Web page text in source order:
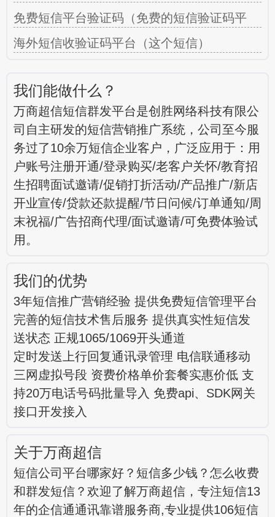
免费短信平台验证码（免费的短信验证码平
海外短信收验证码平台（这个短信）
我们能做什么？
万商超信短信群发平台是创胜网络科技有限公
司自主研发的短信营销推广系统，公司至今服
务过了10余万短信企业客户，广泛应用于：用
户账号注册开通/登录购买/老客户关怀/教育招
生招聘面试邀请/促销打折活动/产品推广/新店
开业宣传/贷款还款提醒/节日问候/订单通知/周
末祝福/广告招商代理/面试邀请/可免费体验试
用。
我们的优势
3年短信推广营销经验 提供免费短信管理平台
完善的短信技术售后服务 提供真实性短信发
送状态 正规1065/1069开头通道
定时发送上行回复通讯录管理 电信联通移动
三网虚拟号段 资费价格单价套餐实惠价低 支
持20万电话号码批量导入 免费api、SDK网关
接口开发接入
关于万商超信
短信公司平台哪家好？短信多少钱？怎么收费
和群发短信？欢迎了解万商超信，专注短信13
年的企信通通讯靠谱服务商,专业提供106短信